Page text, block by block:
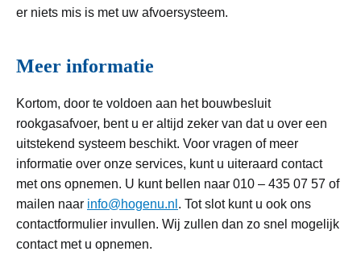
er niets mis is met uw afvoersysteem.
Meer informatie
Kortom, door te voldoen aan het bouwbesluit
rookgasafvoer, bent u er altijd zeker van dat u over een
uitstekend systeem beschikt. Voor vragen of meer
informatie over onze services, kunt u uiteraard contact
met ons opnemen. U kunt bellen naar 010 – 435 07 57 of
mailen naar info@hogenu.nl . Tot slot kunt u ook ons
contactformulier invullen. Wij zullen dan zo snel mogelijk
contact met u opnemen.